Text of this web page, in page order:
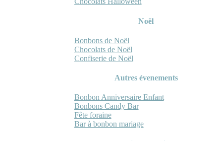
Noël
Bonbons de Noël
Chocolats de Noël
Confiserie de Noël
Autres évenements
Bonbon Anniversaire Enfant
Bonbons Candy Bar
Fête foraine
Bar à bonbon mariage